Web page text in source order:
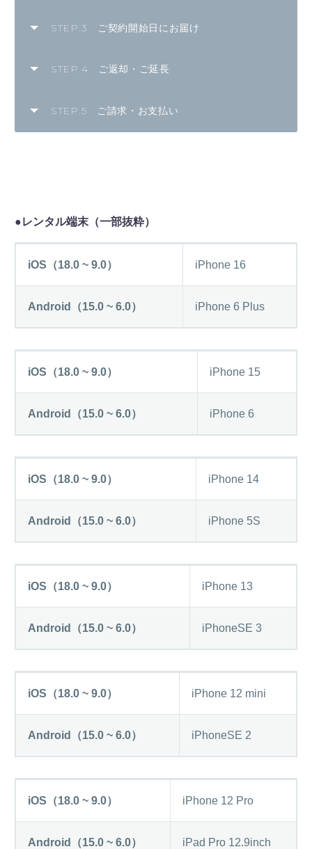
STEP.3 ご契約開始日にお届け
STEP.4 ご返却・ご延長
STEP.5 ご請求・お支払い
●レンタル端末（一部抜粋）
iOS（18.0 ~ 9.0） iPhone 16
Android（15.0 ~ 6.0） iPhone 6 Plus
iOS（18.0 ~ 9.0） iPhone 15
Android（15.0 ~ 6.0） iPhone 6
iOS（18.0 ~ 9.0） iPhone 14
Android（15.0 ~ 6.0） iPhone 5S
iOS（18.0 ~ 9.0） iPhone 13
Android（15.0 ~ 6.0） iPhoneSE 3
iOS（18.0 ~ 9.0） iPhone 12 mini
Android（15.0 ~ 6.0） iPhoneSE 2
iOS（18.0 ~ 9.0） iPhone 12 Pro
Android（15.0 ~ 6.0） iPad Pro 12.9inch